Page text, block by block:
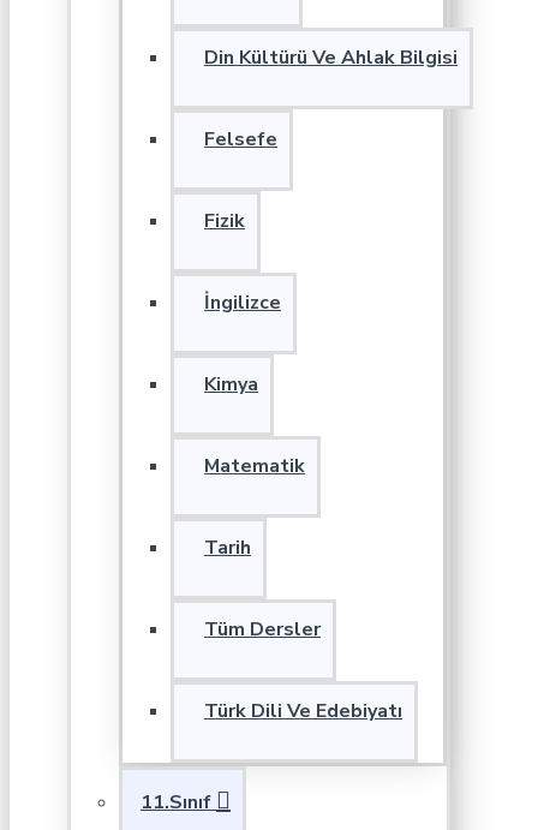
Din Kültürü Ve Ahlak Bilgisi
Felsefe
Fizik
İngilizce
Kimya
Matematik
Tarih
Tüm Dersler
Türk Dili Ve Edebiyatı
11.Sınıf